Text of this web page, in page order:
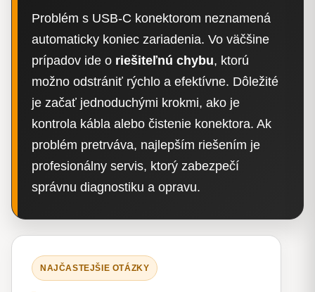
Problém s USB-C konektorom neznamená
automaticky koniec zariadenia. Vo väčšine
prípadov ide o riešiteľnú chybu, ktorú
možno odstrániť rýchlo a efektívne. Dôležité
je začať jednoduchými krokmi, ako je
kontrola kábla alebo čistenie konektora. Ak
problém pretrváva, najlepším riešením je
profesionálny servis, ktorý zabezpečí
správnu diagnostiku a opravu.
NAJČASTEJŠIE OTÁZKY